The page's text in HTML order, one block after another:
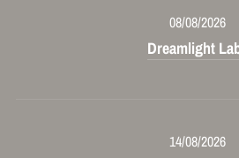
08/08/2026
Dreamlight
14/08/2026